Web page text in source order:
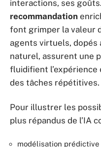
interactions, ses
recommandation
font grimper la valeur
agents virtuels, dopés
naturel, assurent une
fluidifient
des tâches répétitives.
Pour illustrer les
plus répandus de l’IA
modélisation